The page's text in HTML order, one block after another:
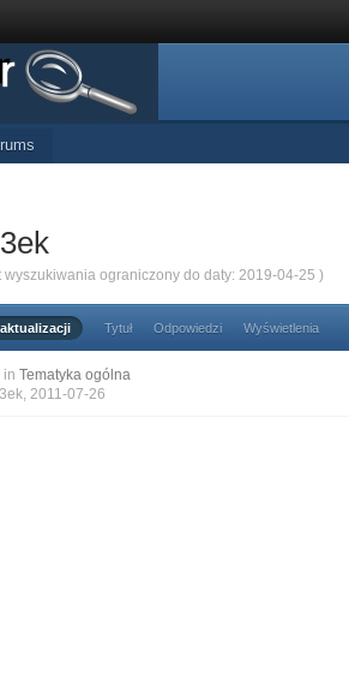
wyszukiwania ograniczony do daty: 2019-04-25 )
Tytuł Odpowiedzi Wyświetlenia
in Tematyka ogólna
, 2011-07-26